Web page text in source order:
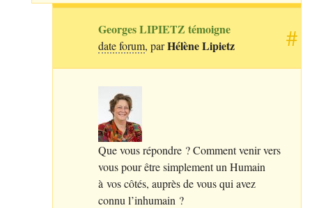
#
GeorgesLIPIETZ témoigne
date forum, parHélène Lipietz
Que vous répondre ? Comment venir vers
vous pour être simplement un Humain
à vos côtés, auprès de vous qui avez
connu l’inhumain ?